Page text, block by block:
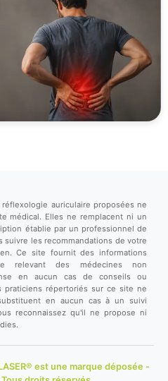
réflexologie auriculaire proposées ne
médical. Elles ne remplacent ni un
établie par un professionnel de
les recommandations de votre
Ce site fournit des informations
relevant des médecines non
en aucun cas de conseils ou
praticiens répertoriés sur ce site ne
en aucun cas à un suivi
reconnaissez qu'il ne propose ni
est une marque déposée -